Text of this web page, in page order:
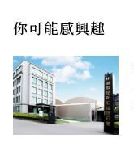
你可能感興趣